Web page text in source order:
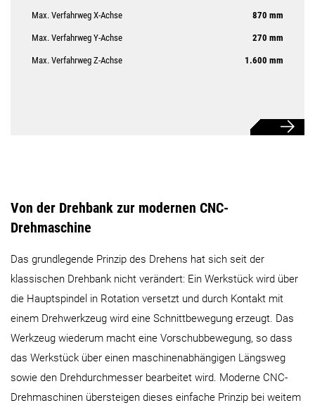
Max. Verfahrweg X-Achse 870 mm
Max. Verfahrweg Y-Achse 270 mm
Max. Verfahrweg Z-Achse 1.600 mm
Von der Drehbank zur modernen CNC-
Drehmaschine
Das grundlegende Prinzip des Drehens hat sich seit der
klassischen Drehbank nicht verändert: Ein Werkstück wird über
die Hauptspindel in Rotation versetzt und durch Kontakt mit
einem Drehwerkzeug wird eine Schnittbewegung erzeugt. Das
Werkzeug wiederum macht eine Vorschubbewegung, so dass
das Werkstück über einen maschinenabhängigen Längsweg
sowie den Drehdurchmesser bearbeitet wird. Moderne CNC-
Drehmaschinen übersteigen dieses einfache Prinzip bei weitem